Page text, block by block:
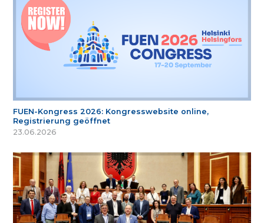
FUEN-Kongress 2026: Kongresswebsite online,
Registrierung geöffnet
23.06.2026